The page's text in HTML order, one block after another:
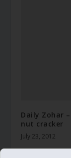
Daily Zohar
nut cracker
July 23, 2012